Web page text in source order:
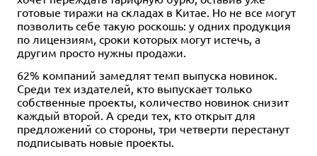
готовые тиражи на складах в Китае. Но не все могут
позволить себе такую роскошь: у одних продукция
по лицензиям, сроки которых могут истечь, а
другим просто нужны продажи.
62% компаний замедлят темп выпуска новинок.
Среди тех издателей, кто выпускает только
собственные проекты, количество новинок снизит
каждый второй. А среди тех, кто открыт для
предложений со стороны, три четверти перестанут
подписывать новые проекты.